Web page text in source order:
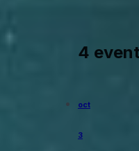
4
oct
3